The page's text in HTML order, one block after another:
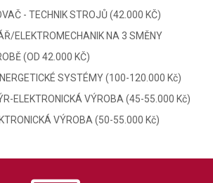
- TECHNIK STROJŮ (42.000 KČ)
ELEKTROMECHANIK NA 3 SMĚNY
(OD 42.000 KČ)
SYSTÉMY (100-120.000 Kč)
ELEKTRONICKÁ VÝROBA (45-55.000 Kč)
VÝROBA (50-55.000 Kč)